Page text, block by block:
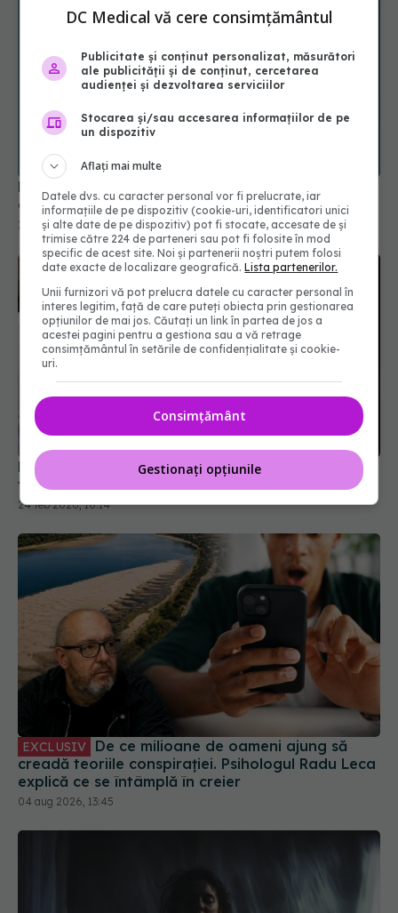
Disonanța cognitivă: de ce facem lucruri care ne
contrazic valorile
26 aug 2025, 16:30
De ce așteptarea unui colet aduce mai multă
fericire decât deschiderea lui
24 feb 2026, 18:14
EXCLUSIV
creadă teoriile conspirației. Psihologul Radu Leca
explică ce se întâmplă în creier
04 aug 2026, 13:45
DC Medical vă cere consimțământul
Publicitate și conținut personalizat, măsurători
ale publicității și de conținut, cercetarea
audienței și dezvoltarea serviciilor
Stocarea și/sau accesarea informațiilor de pe
un dispozitiv
Aflați mai multe
Datele dvs. cu caracter personal vor fi prelucrate, iar
informațiile de pe dispozitiv (cookie-uri, identificatori unici
și alte date de pe dispozitiv) pot fi stocate, accesate de și
trimise către 224 de parteneri sau pot fi folosite în mod
specific de acest site. Noi și partenerii noștri putem folosi
date exacte de localizare geografică.Lista partenerilor.
Unii furnizori vă pot prelucra datele cu caracter personal în
interes legitim, față de care puteți obiecta prin gestionarea
opțiunilor de mai jos. Căutați un link în partea de jos a
acestei pagini pentru a gestiona sau a vă retrage
consimțământul în setările de confidențialitate și cookie-
uri.
Consimțământ
Gestionați opțiunile